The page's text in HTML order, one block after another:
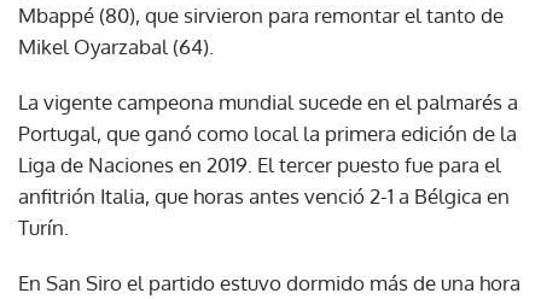
Mbappé (80), que sirvieron para remontar el tanto de
Mikel Oyarzabal (64).
La vigente campeona mundial sucede en el palmarés a
Portugal, que ganó como local la primera edición de la
Liga de Naciones en 2019. El tercer puesto fue para el
anfitrión Italia, que horas antes venció 2-1 a Bélgica en
Turín.
En San Siro el partido estuvo dormido más de una hora